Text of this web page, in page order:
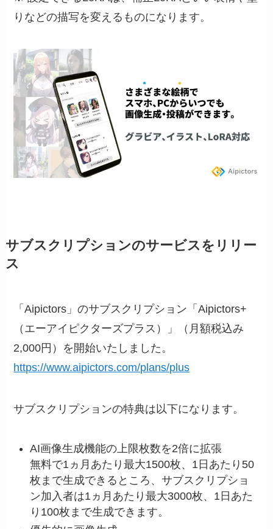
りなどの描写を変えるものになります。
サブスクリプションのサービスをリリー
ス
「Aipictors」のサブスクリプション「Aipictors+
（エーアイピクターズプラス）」（月額税込み
2,000円）を開始いたしました。
https://www.aipictors.com/plans/plus
サブスクリプションの特典は以下になります。
AI画像生成機能の上限枚数を2倍に拡張
無料で1ヵ月あたり最大1500枚、1日あたり50
枚まで生成できるところ、サブスクリプショ
ン加入者は1ヵ月あたり最大3000枚、1日あた
り100枚まで生成できます。